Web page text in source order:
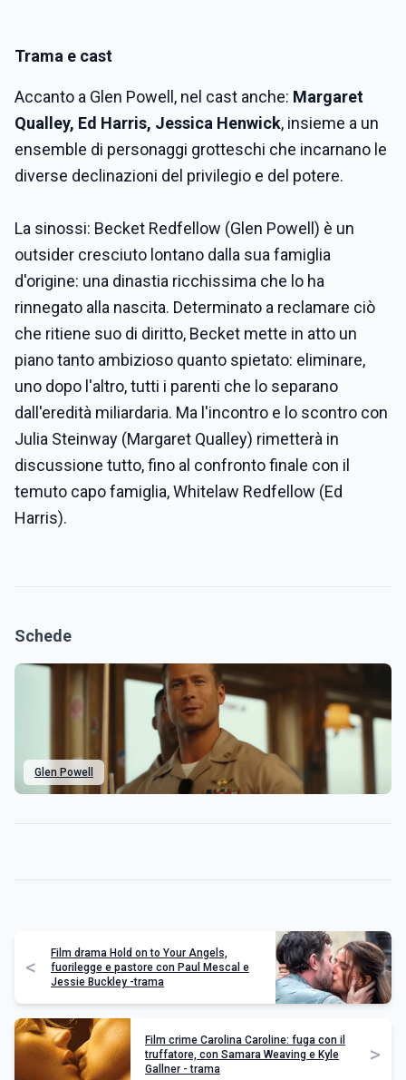
Trama e cast
Accanto a Glen Powell, nel cast anche: Margaret
Qualley, Ed Harris, Jessica Henwick, insieme a un
ensemble di personaggi grotteschi che incarnano le
diverse declinazioni del privilegio e del potere.
La sinossi: Becket Redfellow (Glen Powell) è un
outsider cresciuto lontano dalla sua famiglia
d'origine: una dinastia ricchissima che lo ha
rinnegato alla nascita. Determinato a reclamare ciò
che ritiene suo di diritto, Becket mette in atto un
piano tanto ambizioso quanto spietato: eliminare,
uno dopo l'altro, tutti i parenti che lo separano
dall'eredità miliardaria. Ma l'incontro e lo scontro con
Julia Steinway (Margaret Qualley) rimetterà in
discussione tutto, fino al confronto finale con il
temuto capo famiglia, Whitelaw Redfellow (Ed
Harris).
Schede
Glen Powell
<
Film drama Hold on to Your Angels,
fuorilegge e pastore con Paul Mescal e
Jessie Buckley -trama
Film crime Carolina Caroline: fuga con il
truffatore, con Samara Weaving e Kyle
Gallner - trama
>